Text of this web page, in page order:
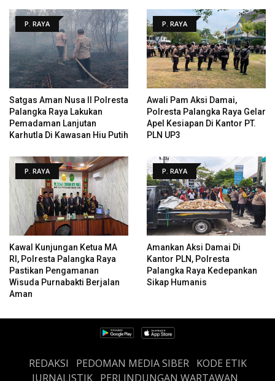
P. RAYA
Satgas Aman Nusa II Polresta
Palangka Raya Lakukan
Pemadaman Lanjutan
Karhutla Di Kawasan Hiu Putih
P. RAYA
Awali Pam Aksi Damai,
Polresta Palangka Raya Gelar
Apel Kesiapan Di Kantor PT.
PLN UP3
P. RAYA
Kawal Kunjungan Ketua MA
RI, Polresta Palangka Raya
Pastikan Pengamanan
Wisuda Purnabakti Berjalan
Aman
P. RAYA
Amankan Aksi Damai Di
Kantor PLN, Polresta
Palangka Raya Kedepankan
Sikap Humanis
REDAKSI PEDOMAN MEDIA SIBER
KODE ETIK
JURNALISTIK PERLINDUNGAN WARTAWAN